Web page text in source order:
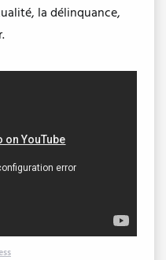
la délinquance,